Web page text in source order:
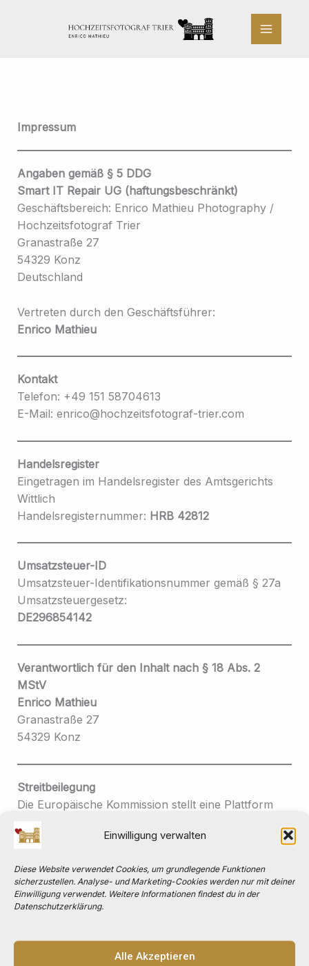
Einwilligung verwalten
Diese Website verwendet Cookies, um grundlegende Funktionen
sicherzustellen. Analyse- und Marketing-Cookies werden nur mit deiner
Einwilligung verwendet. Weitere Informationen findest du in der
Datenschutzerklärung.
Alle Akzeptieren
Impressum
Angaben gemäß § 5 DDG
Smart IT Repair UG (haftungsbeschränkt)
Geschäftsbereich: Enrico Mathieu Photography /
Hochzeitsfotograf Trier
Granastraße 27
54329 Konz
Deutschland
Vertreten durch den Geschäftsführer:
Enrico Mathieu
Kontakt
Telefon: +49 151 58704613
E-Mail: enrico@hochzeitsfotograf-trier.com
Handelsregister
Eingetragen im Handelsregister des Amtsgerichts
Wittlich
Handelsregisternummer: HRB 42812
Umsatzsteuer-ID
Umsatzsteuer-Identifikationsnummer gemäß § 27a
Umsatzsteuergesetz:
DE296854142
Verantwortlich für den Inhalt nach § 18 Abs. 2
MStV
Enrico Mathieu
Granastraße 27
54329 Konz
Streitbeilegung
Die Europäische Kommission stellt eine Plattform
Die Smart IT Repair UG (haftungsbeschränkt) ist
nicht verpflichtet und nicht bereit, an